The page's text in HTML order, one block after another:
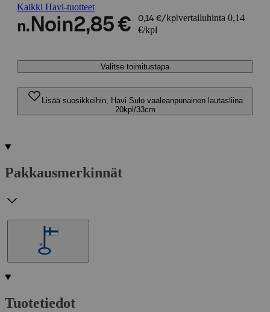
Kaikki Havi-tuotteet
n. Noin2,85 € 0,14 €/kpl vertailuhinta 0,14
€/kpl
Valitse toimitustapa
Lisää suosikkeihin, Havi Sulo vaaleanpunainen lautasliina
20kpl/33cm
Pakkausmerkinnät
Tuotetiedot